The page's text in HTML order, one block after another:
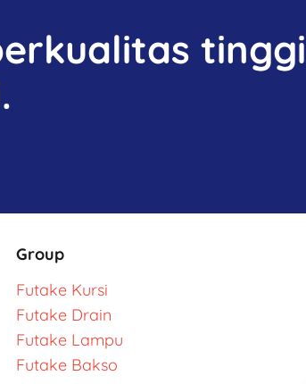
tinggi
Group
Futake Kursi
Futake Drain
Futake Lampu
Futake Bakso